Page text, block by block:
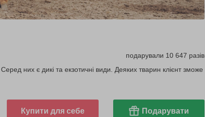
подарували 10 647 разів
них є дикі та екзотичні види. Деяких тварин клієнт зможе
Купити для себе Подарувати